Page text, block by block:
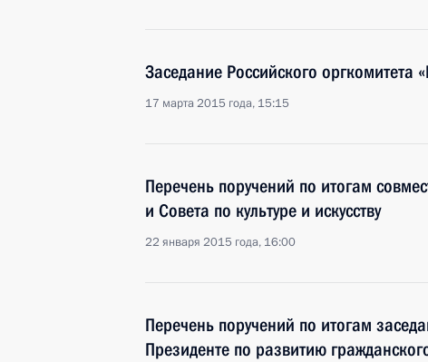
Заседание Российского оргкомитета
17 марта 2015 года, 15:15
Перечень поручений по итогам
и Совета по культуре и искусству
22 января 2015 года, 16:00
Перечень поручений по итогам
Президенте по развитию